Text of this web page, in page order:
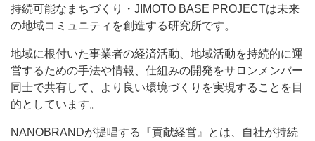
持続可能なまちづくり・JIMOTO BASE PROJECTは未来
の地域コミュニティを創造する研究所です。
地域に根付いた事業者の経済活動、地域活動を持続的に運
営するための手法や情報、仕組みの開発をサロンメンバー
同士で共有して、より良い環境づくりを実現することを目
的としています。
NANOBRANDが提唱する『貢献経営』とは、自社が持続